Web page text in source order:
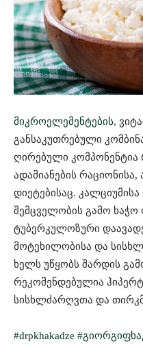
მიკროელემენტების,
განსაკუთრებული
ღირებული
ადამიანების
დიეტებისაც. კალციუმისა
შემცველობის გამო
ტუბერკულოზური
მოტეხილობისა და
ხელს უწყობს შარდის
რეკომენდებულია
სისხლძარღვთა და
#drpkhakadze